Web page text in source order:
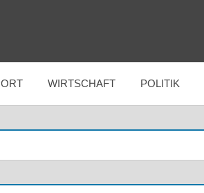
WIRTSCHAFT POLITIK